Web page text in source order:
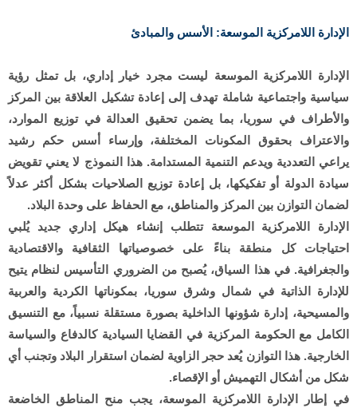
الإدارة اللامركزية الموسعة: الأسس والمبادئ
الإدارة اللامركزية الموسعة ليست مجرد خيار إداري، بل تمثل رؤية
سياسية واجتماعية شاملة تهدف إلى إعادة تشكيل العلاقة بين المركز
والأطراف في سوريا، بما يضمن تحقيق العدالة في توزيع الموارد،
والاعتراف بحقوق المكونات المختلفة، وإرساء أسس حكم رشيد
يراعي التعددية ويدعم التنمية المستدامة. هذا النموذج لا يعني تقويض
سيادة الدولة أو تفكيكها، بل إعادة توزيع الصلاحيات بشكل أكثر عدلاً
لضمان التوازن بين المركز والمناطق، مع الحفاظ على وحدة البلاد.
الإدارة اللامركزية الموسعة تتطلب إنشاء هيكل إداري جديد يُلبي
احتياجات كل منطقة بناءً على خصوصياتها الثقافية والاقتصادية
والجغرافية. في هذا السياق، يُصبح من الضروري التأسيس لنظام يتيح
للإدارة الذاتية في شمال وشرق سوريا، بمكوناتها الكردية والعربية
والمسيحية، إدارة شؤونها الداخلية بصورة مستقلة نسبياً، مع التنسيق
الكامل مع الحكومة المركزية في القضايا السيادية كالدفاع والسياسة
الخارجية. هذا التوازن يُعد حجر الزاوية لضمان استقرار البلاد وتجنب أي
شكل من أشكال التهميش أو الإقصاء.
في إطار الإدارة اللامركزية الموسعة، يجب منح المناطق الخاضعة